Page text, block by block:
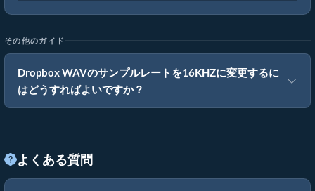
その他のガイド
Dropbox WAVのサンプルレートを16KHZに変更するに
はどうすればよいですか？
よくある質問